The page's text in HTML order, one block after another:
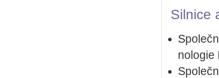
Sil­ni­ce
no­lo­gie